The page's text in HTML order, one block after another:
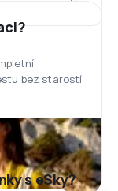
bez starostí
s eSky?